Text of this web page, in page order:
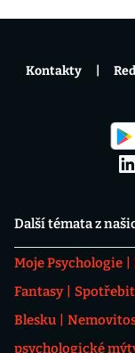
Další témata z
Moje Psychologie
Fantasy
Blesku
psychologické
Kontakty